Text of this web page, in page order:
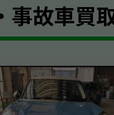
事故車買